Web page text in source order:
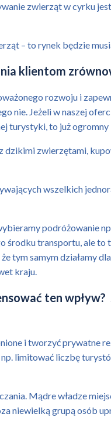
zwierząt w cyrku
– to rynek będzie
klientom
rozwoju i
nie. Jeżeli w naszej
turystyki, to już
zwierzętami,
wszelkich
podróżowanie
środku transportu, ale
tym samym działamy
kraju.
ten
i tworzyć prywatne
limitować liczbę
Mądre władze
niewielką grupą osób